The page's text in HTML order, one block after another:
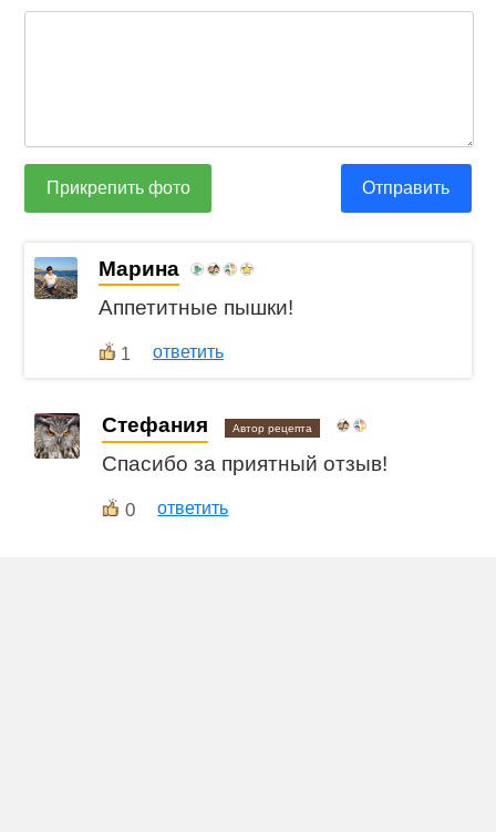
Прикрепить фото Отправить
Марина
Аппетитные пышки!
1 ответить
Стефания Автор рецепта
Спасибо за приятный отзыв!
0 ответить